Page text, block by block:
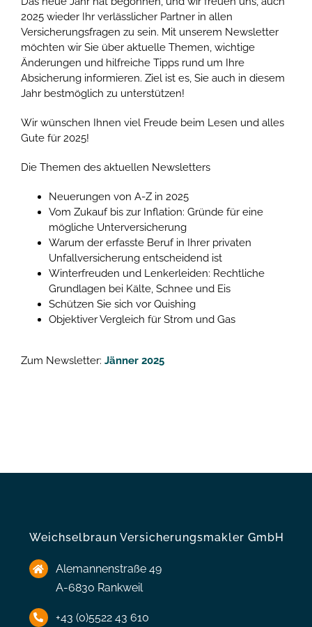
2025 wieder Ihr verlässlicher Partner in allen
Versicherungsfragen zu sein. Mit unserem Newsletter
möchten wir Sie über aktuelle Themen, wichtige
Änderungen und hilfreiche Tipps rund um Ihre
Absicherung informieren. Ziel ist es, Sie auch in diesem
Jahr bestmöglich zu unterstützen!
Wir wünschen Ihnen viel Freude beim Lesen und alles
Gute für 2025!
Die Themen des aktuellen Newsletters
Neuerungen von A-Z in 2025
Vom Zukauf bis zur Inflation: Gründe für eine
mögliche Unterversicherung
Warum der erfasste Beruf in Ihrer privaten
Unfallversicherung entscheidend ist
Winterfreuden und Lenkerleiden: Rechtliche
Grundlagen bei Kälte, Schnee und Eis
Schützen Sie sich vor Quishing
Objektiver Vergleich für Strom und Gas
Zum Newsletter: Jänner 2025
Weichselbraun Versicherungsmakler GmbH
Alemannenstraße 49
A-6830 Rankweil
+43 (0)5522 43 610